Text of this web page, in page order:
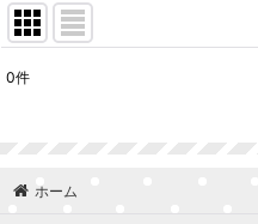
0件
ホーム